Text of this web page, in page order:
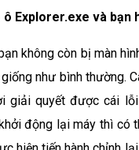
ô Explorer.exe và bạn
không còn bị màn
như bình thường.
giải quyết được cái
động lại máy thì có